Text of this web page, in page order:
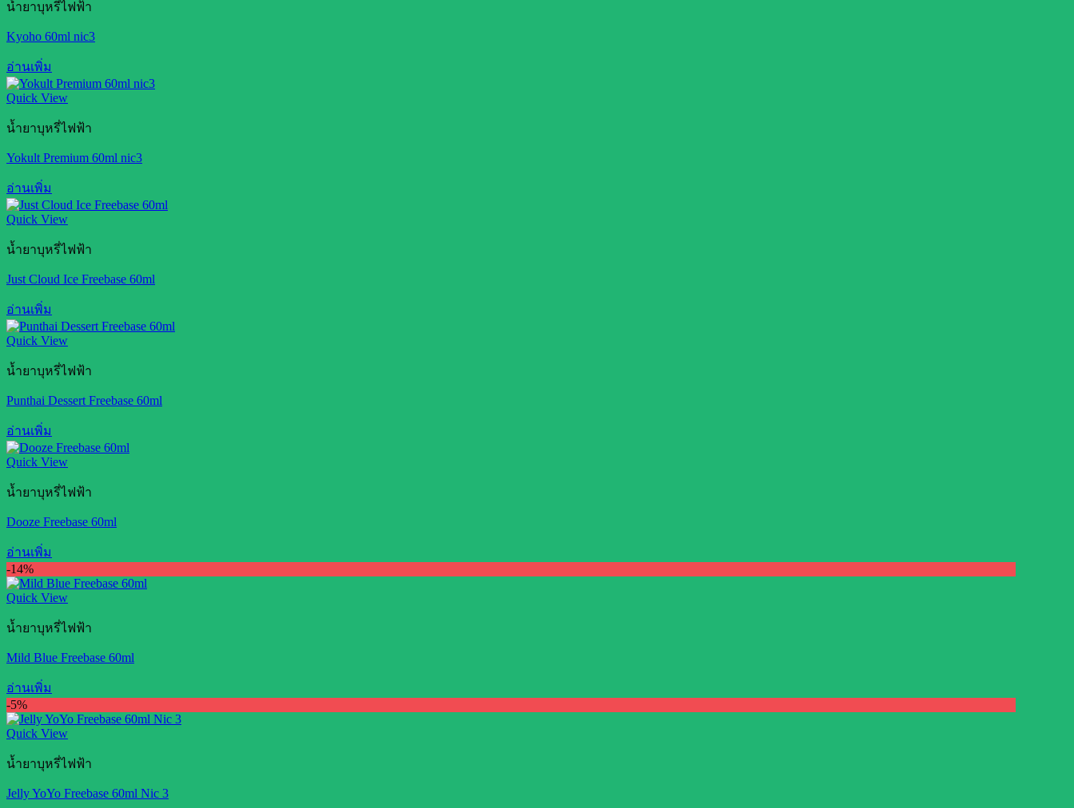
น้ำยาบุหรี่ไฟฟ้า
Kyoho 60ml nic3
อ่านเพิ่ม
Quick View
น้ำยาบุหรี่ไฟฟ้า
Yokult Premium 60ml nic3
อ่านเพิ่ม
Quick View
น้ำยาบุหรี่ไฟฟ้า
Just Cloud Ice Freebase 60ml
อ่านเพิ่ม
Quick View
น้ำยาบุหรี่ไฟฟ้า
Punthai Dessert Freebase 60ml
อ่านเพิ่ม
Quick View
น้ำยาบุหรี่ไฟฟ้า
Dooze Freebase 60ml
อ่านเพิ่ม
-14%
Quick View
น้ำยาบุหรี่ไฟฟ้า
Mild Blue Freebase 60ml
อ่านเพิ่ม
-5%
Quick View
น้ำยาบุหรี่ไฟฟ้า
Jelly YoYo Freebase 60ml Nic 3